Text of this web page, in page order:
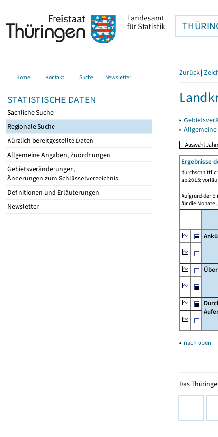
Home Kontakt Suche Newsletter
STATISTISCHE DATEN
Sachliche Suche
Regionale Suche
Kürzlich bereitgestellte Daten
Allgemeine Angaben, Zuordnungen
Gebietsveränderungen,
Änderungen zum Schlüsselverzeichnis
Definitionen und Erläuterungen
Newsletter
Zurück |
▸
▸
Ergebnisse
ab 2015:
Aufgrund der
für die Monate
▴ nach oben
Das